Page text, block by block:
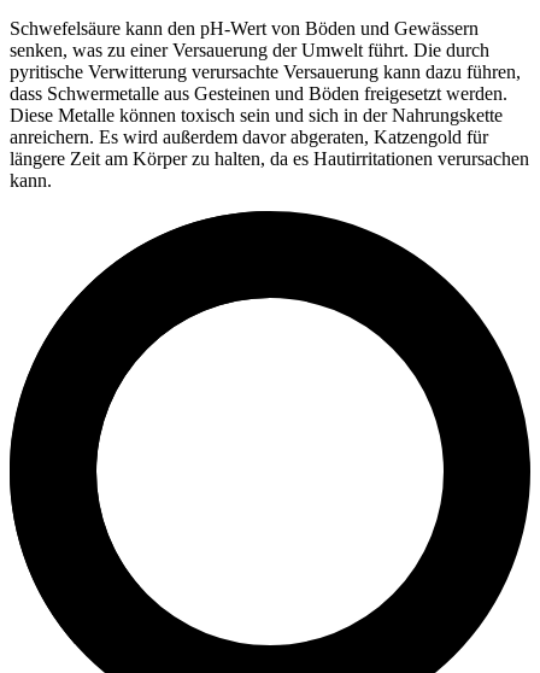
Schwefelsäure kann den pH-Wert von Böden und Gewässern
senken, was zu einer Versauerung der Umwelt führt. Die durch
pyritische Verwitterung verursachte Versauerung kann dazu führen,
dass Schwermetalle aus Gesteinen und Böden freigesetzt werden.
Diese Metalle können toxisch sein und sich in der Nahrungskette
anreichern. Es wird außerdem davor abgeraten, Katzengold für
längere Zeit am Körper zu halten, da es Hautirritationen verursachen
kann.